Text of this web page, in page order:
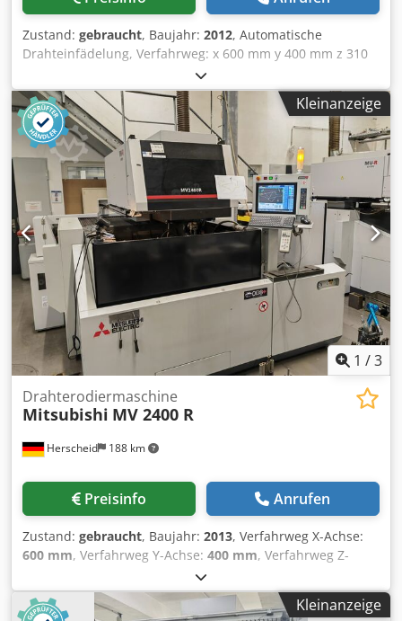
Zustand: gebraucht, Baujahr: 2012, Automatische
Drahteinfädelung, Verfahrweg: x 600 mm y 400 mm z 310
mm Dsdpfx Aezcdwwjlteck Inkl. Kühler Maschine ist super
gepflegt
Kleinanzeige
1 /3
Herscheid 188 km
Drahterodiermaschine
Mitsubishi MV 2400 R
Preisinfo Anrufen
Zustand: gebraucht, Baujahr: 2013, Verfahrweg X-Achse:
600 mm, Verfahrweg Y-Achse: 400 mm, Verfahrweg Z-
, Verfahrweg X 600 / Y 400 / Z 310
Wasserbadmaschine automatische Drahteinfädelung
Kühler Dcjdpfxox Hgg Ds Altsk
Kleinanzeige